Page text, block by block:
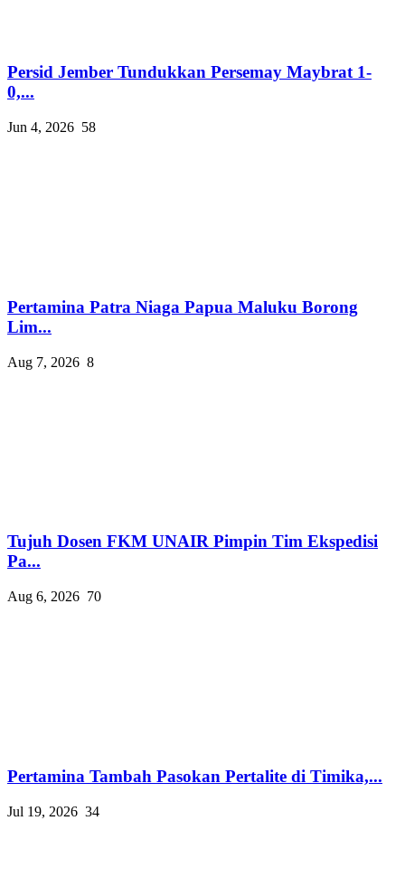
Persid Jember Tundukkan Persemay Maybrat 1-
0,...
Jun 4, 2026 58
Pertamina Patra Niaga Papua Maluku Borong
Lim...
Aug 7, 2026 8
Tujuh Dosen FKM UNAIR Pimpin Tim Ekspedisi
Pa...
Aug 6, 2026 70
Pertamina Tambah Pasokan Pertalite di Timika,...
Jul 19, 2026 34